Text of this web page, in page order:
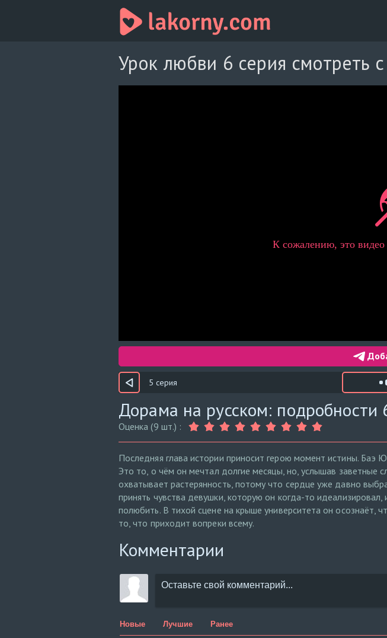
Урок любви 6 серия смотреть
5 серия
Дорама на русском: подробности
Оценка (9 шт.) :
Последняя глава истории приносит герою момент истины.
Это то, о чём он мечтал долгие месяцы, но, услышав заветные
охватывает растерянность, потому что сердце уже давно
принять чувства девушки, которую он когда-то
полюбить. В тихой сцене на крыше университета он осознаёт,
то, что приходит вопреки всему.
Комментарии
Новые Лучшие Ранее